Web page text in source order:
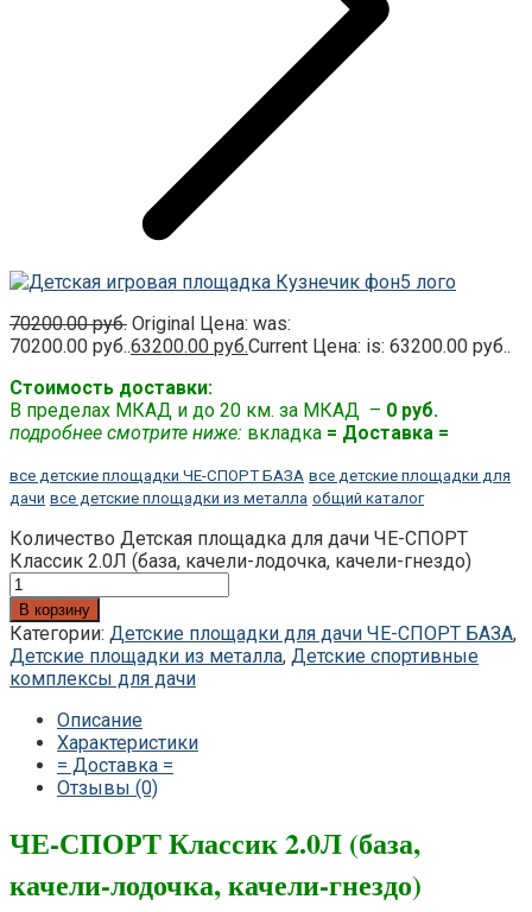
70200.00руб. Original Цена: was:
70200.00 руб..63200.00 руб.Current Цена: is: 63200.00 руб..
Стоимость доставки:
В пределах МКАД и до 20 км. за МКАД – 0 руб.
подробнее смотрите ниже: вкладка = Доставка =
все детские площадки ЧЕ-СПОРТ БАЗА все детские площадки для
дачи все детские площадки из металла общий каталог
Количество Детская площадка для дачи ЧЕ-СПОРТ
Классик 2.0Л (база, качели-лодочка, качели-гнездо)
В корзину
Категории: Детские площадки для дачи ЧЕ-СПОРТ БАЗА,
Детские площадки из металла, Детские спортивные
комплексы для дачи
Описание
Характеристики
= Доставка =
Отзывы (0)
ЧЕ-СПОРТ Классик 2.0Л (база,
качели-лодочка, качели-гнездо)